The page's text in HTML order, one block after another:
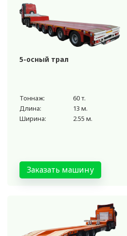
5-осный трал
Тоннаж:
60 т.
Длина:
13 м.
Ширина:
2.55 м.
Заказать машину